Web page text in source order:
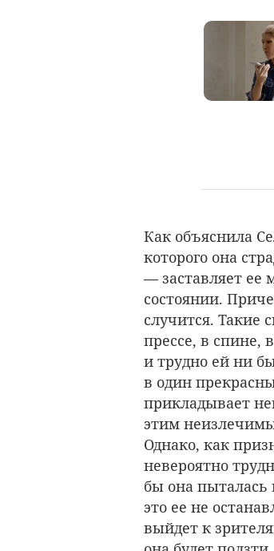
Как объяснила
которого она
— заставляет ее
состоянии.
случится. Такие
прессе, в спине,
и трудно ей ни
в один
прикладывает
этим
Однако, как
невероятно
бы она пыталась
это ее не
выйдет к